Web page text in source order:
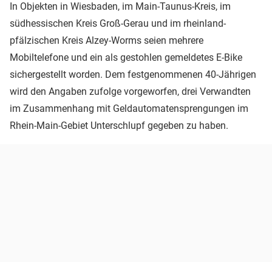
In Objekten in Wiesbaden, im Main-Taunus-Kreis, im
südhessischen Kreis Groß-Gerau und im rheinland-
pfälzischen Kreis Alzey-Worms seien mehrere
Mobiltelefone und ein als gestohlen gemeldetes E-Bike
sichergestellt worden. Dem festgenommenen 40-Jährigen
wird den Angaben zufolge vorgeworfen, drei Verwandten
im Zusammenhang mit Geldautomatensprengungen im
Rhein-Main-Gebiet Unterschlupf gegeben zu haben.